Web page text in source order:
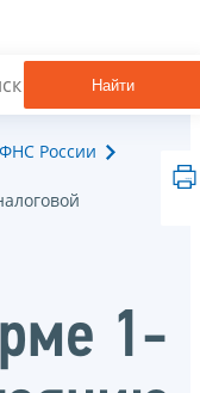
Найти
России
1-